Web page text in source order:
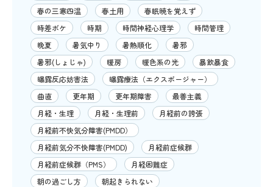
春の三寒四温
春土用
春眠暁を覚えず
時差ボケ
時期 時間神経心理学
時間管理
晩夏
暑気中り 暑熱順化
暑邪
暑邪(しょじゃ)
暖房 暖色系の光
暴飲暴食
曝露反応妨害法
曝露療法（エクスポージャー）
曲直
更年期 更年期障害
最善主義
月経・生理
月経・生理前
月経前の誇張
月経前不快気分障害(PMDD）
月経前気分不快障害(PMDD)
月経前症候群
月経前症候群（PMS）
月経困難症
朝の過ごし方
朝起きられない